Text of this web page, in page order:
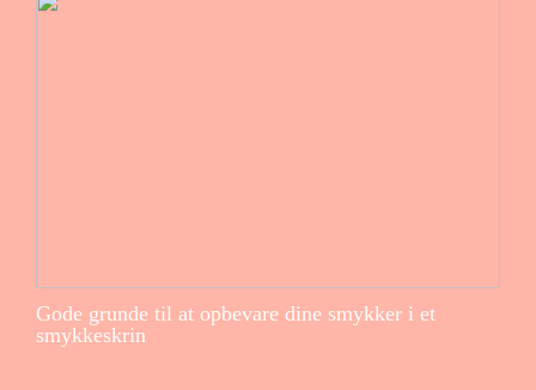
Gode grunde til at opbevare dine smykker i et
smykkeskrin